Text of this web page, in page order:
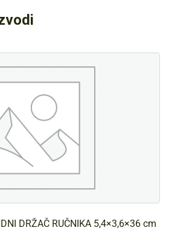
DRŽAČ RUČNIKA 5,4×3,6×36 cm